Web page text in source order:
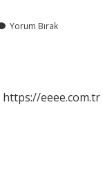
Yorum Bırak
https://eeee.com.tr